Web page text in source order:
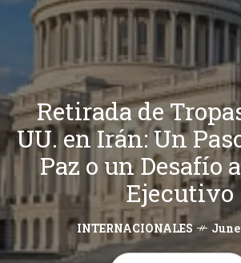
Retirada de
UU. en Irán: Un
Paz o un Desafío
Ejecutivo
INTERNACIONALES